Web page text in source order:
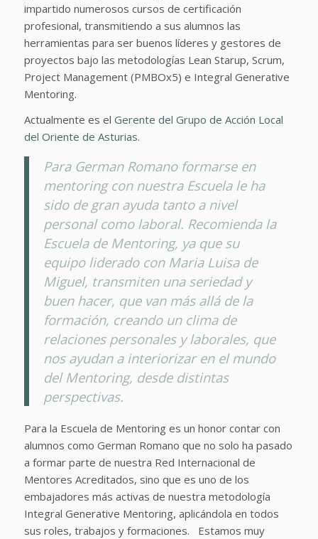
impartido numerosos cursos de certificación
profesional, transmitiendo a sus alumnos las
herramientas para ser buenos líderes y gestores de
proyectos bajo las metodologías Lean Starup, Scrum,
Project Management (PMBOx5) e Integral Generative
Mentoring.
Actualmente es el Gerente del Grupo de Acción Local
del Oriente de Asturias.
Para German Romano formarse en
mentoring con nuestra Escuela le ha
sido de gran ayuda tanto a nivel
personal como laboral. Recomienda la
Escuela de Mentoring, ya que su
equipo liderado con Maria Luisa de
Miguel, transmiten una seriedad y
buen hacer, que van más allá de la
formación, creando un clima de
relaciones personales y laborales, que
nos ayudan a interiorizar en el mundo
del Mentoring, desde distintas
perspectivas.
Para la Escuela de Mentoring es un honor contar con
alumnos como German Romano que no solo ha pasado
a formar parte de nuestra Red Internacional de
Mentores Acreditados, sino que es uno de los
embajadores más activas de nuestra metodología
Integral Generative Mentoring, aplicándola en todos
sus roles, trabajos y formaciones. Estamos muy